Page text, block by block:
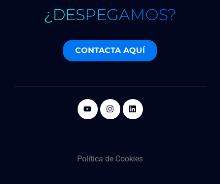
¿DESPEGAMOS?
CONTACTA AQUÍ
Política de Cookies